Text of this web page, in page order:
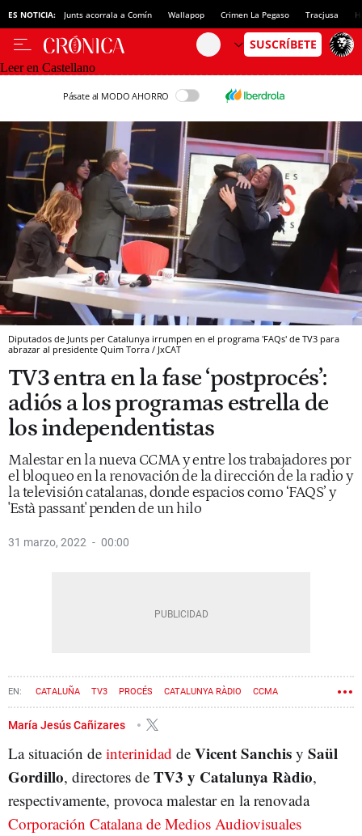
ES NOTICIA: Junts acorrala a Comín Wallapop Crimen La Pegaso Tracjusa
Leer en Castellano
Pásate al MODO AHORRO
Diputados de Junts per Catalunya irrumpen en el programa 'FAQs' de TV3 para
abrazar al presidente Quim Torra / JxCAT
TV3 entra en la fase ‘postprocés’:
adiós a los programas estrella de
los independentistas
Malestar en la nueva CCMA y entre los trabajadores por
el bloqueo en la renovación de la dirección de la radio y
la televisión catalanas, donde espacios como ‘FAQS’ y
'Està passant' penden de un hilo
31 marzo, 2022 00:00
CATALUÑA TV3 PROCÉS CATALUNYA RÀDIO CCMA
María Jesús Cañizares
La situación de interinidad de Vicent Sanchis y Saül
Gordillo, directores de TV3 y Catalunya Ràdio,
respectivamente, provoca malestar en la renovada
Corporación Catalana de Medios Audiovisuales